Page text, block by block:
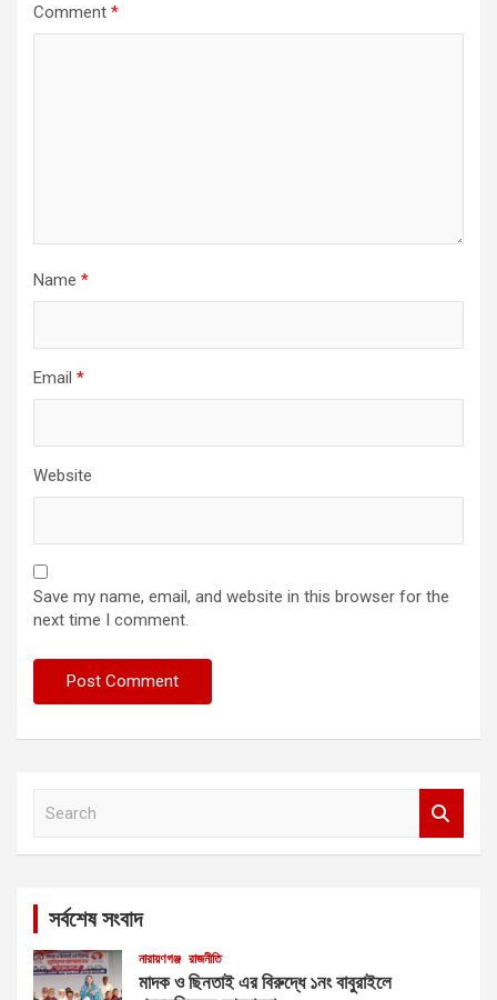
Comment *
Name *
Email *
Website
Save my name, email, and website in this browser for the
next time I comment.
সর্বশেষ সংবাদ
নারায়ণগঞ্জ রাজনীতি
মাদক ও ছিনতাই এর বিরুদ্ধে ১নং বাবুরাইলে